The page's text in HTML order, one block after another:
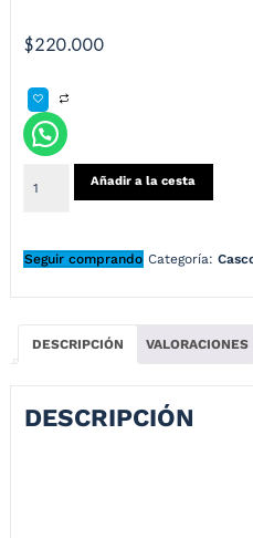
$220.000
Añadir a la cesta
Seguir comprando Categoría:
DESCRIPCIÓN VALORACIONES
DESCRIPCIÓN